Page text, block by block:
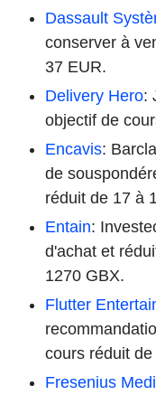
Dassault
conserver à
37 EUR.
Delivery Hero:
objectif de
Encavis:
de
réduit de 17 à
Entain:
d'achat et
1270 GBX.
Flutter
cours réduit
Fresenius